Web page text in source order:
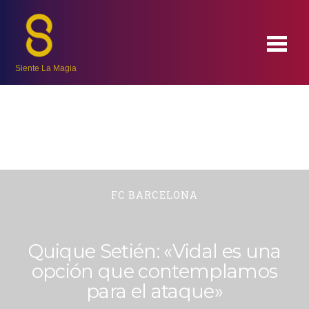
Siente La Magia
FC BARCELONA
Quique Setién: «Vidal es una
opción que contemplamos
para el ataque»